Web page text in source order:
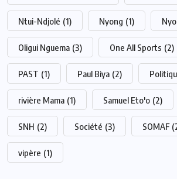
Ntui-Ndjolé (1) Nyong (1)
Oligui Nguema (3) One All Sports (2)
PAST (1) Paul Biya (2)
rivière Mama (1) Samuel Eto'o (2)
SNH (2) Société (3) SOMAF
vipère (1)